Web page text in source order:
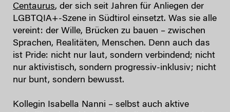
Centaurus, der sich seit Jahren für Anliegen der
LGBTQIA+-Szene in Südtirol einsetzt. Was sie alle
vereint: der Wille, Brücken zu bauen – zwischen
Sprachen, Realitäten, Menschen. Denn auch das
ist Pride: nicht nur laut, sondern verbindend; nicht
nur aktivistisch, sondern progressiv-inklusiv; nicht
nur bunt, sondern bewusst.
Kollegin Isabella Nanni – selbst auch aktive